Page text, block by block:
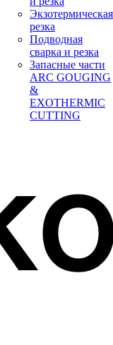
Экзотермическая
резка
Подводная
сварка и резка
Запасные части
ARC GOUGING
&
EXOTHERMIC
CUTTING